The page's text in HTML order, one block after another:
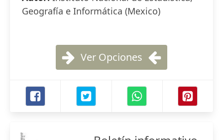
Geografía e Informática (Mexico)
Ver Opciones